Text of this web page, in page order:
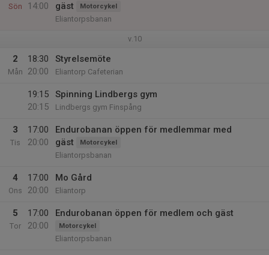
Sön
14:00
gäst
Motorcykel
Eliantorpsbanan
v.10
2
Mån
18:30
20:00
Styrelsemöte
Eliantorp Cafeterian
19:15
20:15
Spinning Lindbergs gym
Lindbergs gym Finspång
3
Tis
17:00
20:00
Endurobanan öppen för medlemmar med
gäst
Motorcykel
Eliantorpsbanan
4
Ons
17:00
20:00
Mo Gård
Eliantorp
5
Tor
17:00
20:00
Endurobanan öppen för medlem och gäst
Motorcykel
Eliantorpsbanan